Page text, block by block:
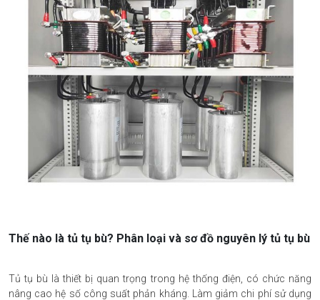
Thế nào là tủ tụ bù? Phân loại và sơ đồ nguyên lý tủ tụ bù
Tủ tụ bù là thiết bị quan trọng trong hệ thống điện, có chức năng
nâng cao hệ số công suất phản kháng. Làm giảm chi phí sử dụng